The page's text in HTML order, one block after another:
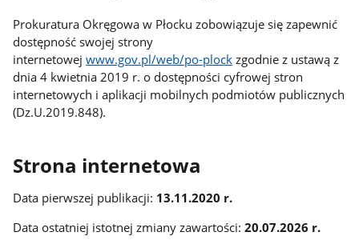
Prokuratura Okręgowa w Płocku zobowiązuje się zapewnić
dostępność swojej strony
internetowejwww.gov.pl/web/po-plock zgodnie z ustawą z
dnia 4 kwietnia 2019 r. o dostępności cyfrowej stron
internetowych i aplikacji mobilnych podmiotów publicznych
(Dz.U.2019.848).
Strona internetowa
Data pierwszej publikacji: 13.11.2020 r.
Data ostatniej istotnej zmiany zawartości:20.07.2026 r.